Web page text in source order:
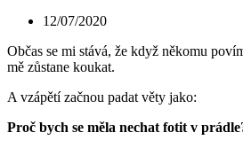
12/07/2020
Občas se mi stává, že když někomu
mě zůstane koukat.
A vzápětí začnou padat věty jako:
Proč bych se měla nechat fotit v